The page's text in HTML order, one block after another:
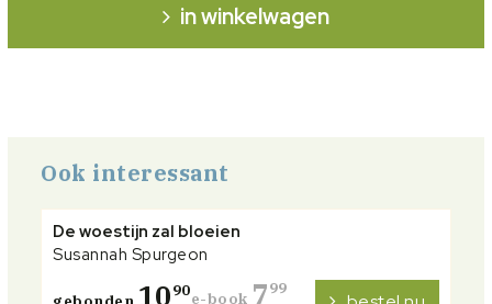
in winkelwagen
Ook interessant
De woestijn zal bloeien
Susannah Spurgeon
1090e-book 799